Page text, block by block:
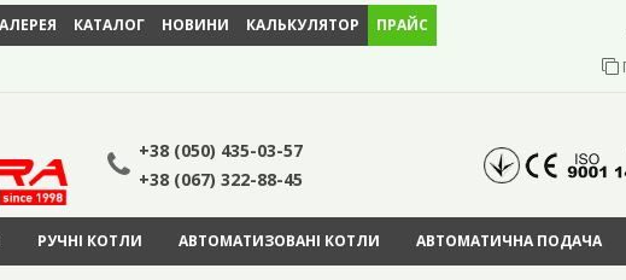
КАТАЛОГ НОВИНИ КАЛЬКУЛЯТОР ПРАЙС
+38 (050) 435-03-57
+38 (067) 322-88-45
РУЧНІ КОТЛИ АВТОМАТИЗОВАНІ КОТЛИ АВТОМАТИЧНА ПОДАЧА